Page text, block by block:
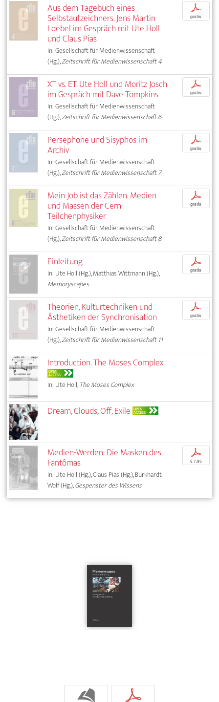
Aus dem Tagebuch eines
Selbstaufzeichners. Jens Martin
Loebel im Gespräch mit Ute Holl
und Claus Pias
In: Gesellschaft für Medienwissenschaft
(Hg.),Zeitschrift für Medienwissenschaft 4
p
gratis
XT vs. ET. Ute Holl und Moritz Josch
im Gespräch mit Dave Tompkins
In: Gesellschaft für Medienwissenschaft
(Hg.),Zeitschrift für Medienwissenschaft 6
p
gratis
Persephone und Sisyphos im
Archiv
In: Gesellschaft für Medienwissenschaft
(Hg.),Zeitschrift für Medienwissenschaft 7
p
gratis
Mein Job ist das Zählen. Medien
und Massen der Cern-
Teilchenphysiker
In: Gesellschaft für Medienwissenschaft
(Hg.),Zeitschrift für Medienwissenschaft 8
p
gratis
Einleitung
In: Ute Holl (Hg.), Matthias Wittmann (Hg.),
Memoryscapes
p
gratis
Theorien, Kulturtechniken und
Ästhetiken der Synchronisation
In: Gesellschaft für Medienwissenschaft
(Hg.),Zeitschrift für Medienwissenschaft 11
p
gratis
Introduction. The Moses Complex
OPEN
ACCESS
In: Ute Holl,The Moses Complex
Dream, Clouds, Off, Exile OPEN
ACCESS
Medien-Werden: Die Masken des
Fantômas
In: Ute Holl (Hg.), Claus Pias (Hg.), Burkhardt
Wolf (Hg.),Gespenster des Wissens
p
€ 7,95
b p